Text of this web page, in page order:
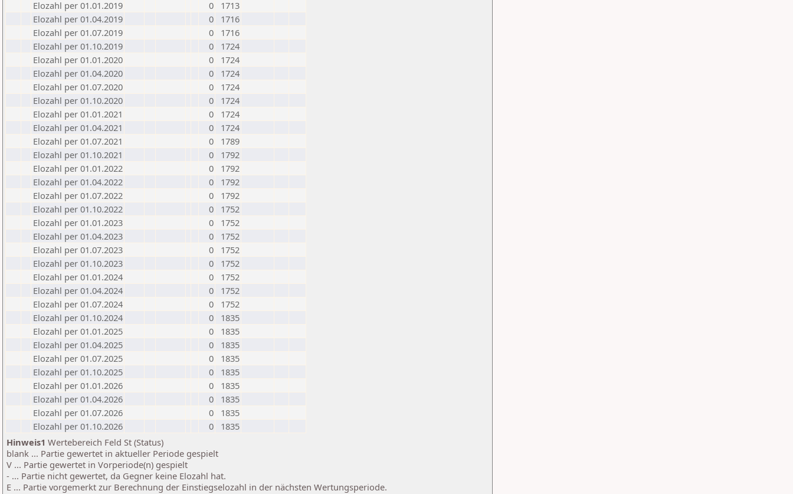
Elozahl per 01.01.2019
0
1713
Elozahl per 01.04.2019
0
1716
Elozahl per 01.07.2019
0
1716
Elozahl per 01.10.2019
0
1724
Elozahl per 01.01.2020
0
1724
Elozahl per 01.04.2020
0
1724
Elozahl per 01.07.2020
0
1724
Elozahl per 01.10.2020
0
1724
Elozahl per 01.01.2021
0
1724
Elozahl per 01.04.2021
0
1724
Elozahl per 01.07.2021
0
1789
Elozahl per 01.10.2021
0
1792
Elozahl per 01.01.2022
0
1792
Elozahl per 01.04.2022
0
1792
Elozahl per 01.07.2022
0
1792
Elozahl per 01.10.2022
0
1752
Elozahl per 01.01.2023
0
1752
Elozahl per 01.04.2023
0
1752
Elozahl per 01.07.2023
0
1752
Elozahl per 01.10.2023
0
1752
Elozahl per 01.01.2024
0
1752
Elozahl per 01.04.2024
0
1752
Elozahl per 01.07.2024
0
1752
Elozahl per 01.10.2024
0
1835
Elozahl per 01.01.2025
0
1835
Elozahl per 01.04.2025
0
1835
Elozahl per 01.07.2025
0
1835
Elozahl per 01.10.2025
0
1835
Elozahl per 01.01.2026
0
1835
Elozahl per 01.04.2026
0
1835
Elozahl per 01.07.2026
0
1835
Elozahl per 01.10.2026
0
1835
Hinweis1 Wertebereich Feld St (Status)
blank ... Partie gewertet in aktueller Periode gespielt
V ... Partie gewertet in Vorperiode(n) gespielt
- ... Partie nicht gewertet, da Gegner keine Elozahl hat.
E ... Partie vorgemerkt zur Berechnung der Einstiegselozahl in der nächsten Wertungsperiode.